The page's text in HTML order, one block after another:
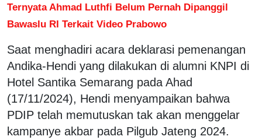
Ternyata Ahmad Luthfi Belum Pernah Dipanggil
Bawaslu RI Terkait Video Prabowo
Saat menghadiri acara deklarasi pemenangan
Andika-Hendi yang dilakukan di alumni KNPI di
Hotel Santika Semarang pada Ahad
(17/11/2024), Hendi menyampaikan bahwa
PDIP telah memutuskan tak akan menggelar
kampanye akbar pada Pilgub Jateng 2024.